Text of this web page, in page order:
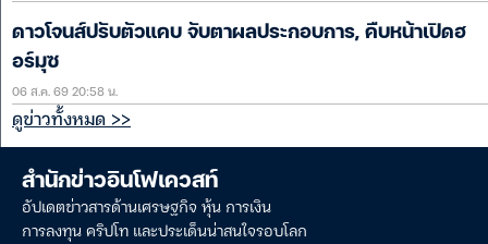
ดาวโจนส์ปรับตัวแคบ จับตาผลประกอบการ, คืบหน้าเปิดฮ
อร์มุซ
06 ส.ค. 69 20:58 น.
ดูข่าวทั้งหมด >>
สำนักข่าวอินโฟเควสท์
อัปเดตข่าวสารด้านเศรษฐกิจ หุ้น การเงิน
การลงทุน คริปโท และประเด็นน่าสนใจรอบโลก